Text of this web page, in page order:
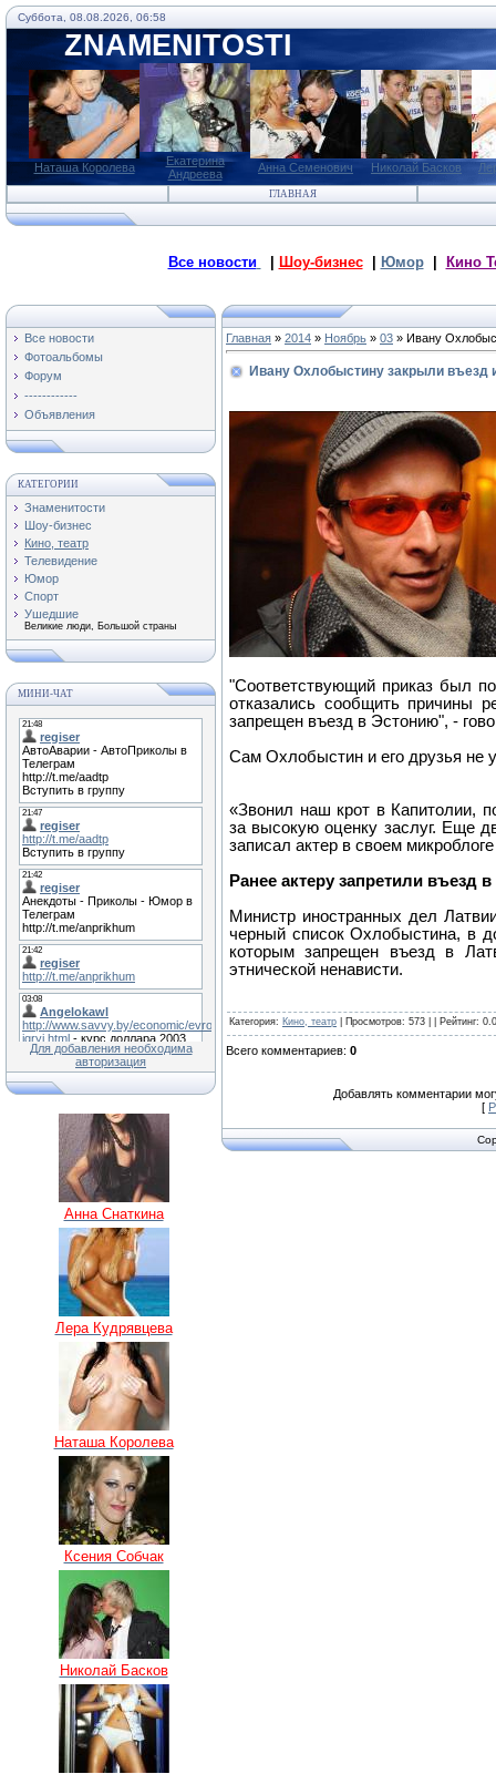
Суббота, 08.08.2026, 06:58
ZNAMENITOSTI
Наташа Королева
Екатерина
Андреева
Анна Семенович Николай Басков
ГЛАВНАЯ
Все новости Шоу-бизнес| Юмор| Кино
Все новости
Фотоальбомы
Форум
------------
Объявления
КАТЕГОРИИ
Знаменитости
Шоу-бизнес
Кино, театр
Телевидение
Юмор
Спорт
Ушедшие
Великие люди, Большой страны
МИНИ-ЧАТ
Для добавления необходима
авторизация
Анна Снаткина
Лера Кудрявцева
Наташа Королева
Ксения Собчак
Николай Басков
Главная » 2014 » Ноябрь » 03 » Ивану
Ивану Охлобыстину закрыли въезд
"Соответствующий приказ был
отказались сообщить причины
запрещен въезд в Эстонию", -
Сам Охлобыстин и его друзья не
«Звонил наш крот в Капитолии,
за высокую оценку заслуг. Еще
записал актер в своем
Ранее актеру запретили въезд
Министр иностранных дел
черный список Охлобыстина, в
которым запрещен въезд в
этнической ненависти.
Категория: Кино, театр Просмотров: 573 | | Рейтинг: 0.0
Всего комментариев: 0
Добавлять комментарии
[